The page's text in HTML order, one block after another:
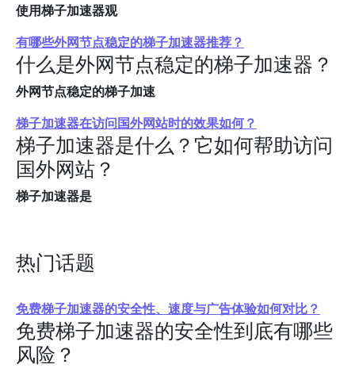
使用梯子加速器观
有哪些外网节点稳定的梯子加速器推荐？
什么是外网节点稳定的梯子加速器？
外网节点稳定的梯子加速
梯子加速器在访问国外网站时的效果如何？
梯子加速器是什么？它如何帮助访问
国外网站？
梯子加速器是
热门话题
免费梯子加速器的安全性、速度与广告体验如何对比？
免费梯子加速器的安全性到底有哪些
风险？